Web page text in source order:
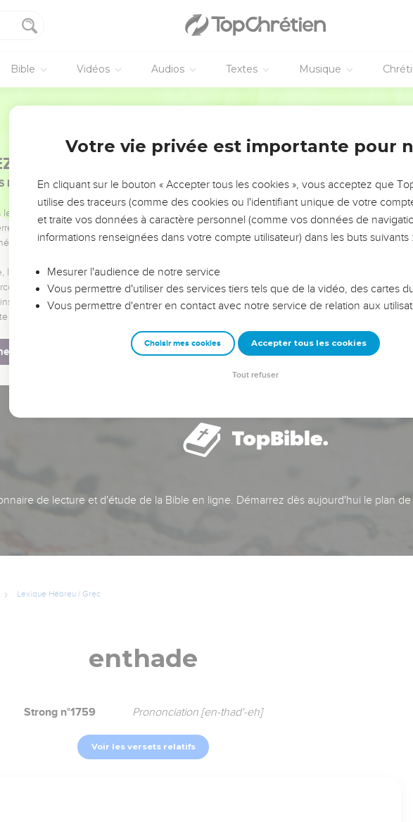
Bible Vidéos Audios Textes Musique
PAS L’ÉVÉNEMENT DE L’ANNÉE !
POUVAIENT VOUS ÉVITER LES VOTRES ?
pour leurs réussites, leur impact, leur foi ou leur vision. Mais on voit
et les saisons difficiles qu'ils ont traversés, alors même que ce sont
leaders, entrepreneurs, et responsables reviennent sur les erreurs
et les clés pour avancer avec plus de sagesse afin que leurs erreurs
Que vous guidiez un ministère, une équipe, un groupe ou une famille,
pour vous.
de lecture et d'étude de la Bible en ligne. Démarrez dès aujourd'hui le plan
Lexique Hébreu / Grec
enthade
Strong n°1759 Prononciation [en-thad'-eh]
Voir les versets relatifs
Votre vie privée est importante pour
En cliquant sur le bouton « Accepter tous les cookies », vous acceptez que
utilise des traceurs (comme des cookies ou l'identifiant unique de votre
et traite vos données à caractère personnel (comme vos données de
informations renseignées dans votre compte utilisateur) dans les buts suivants :
Mesurer l'audience de notre service
Vous permettre d'utiliser des services tiers tels que de la vidéo, des cartes
Vous permettre d'entrer en contact avec notre service de relation aux
Choisir mes cookies Accepter tous les cookies
Tout refuser